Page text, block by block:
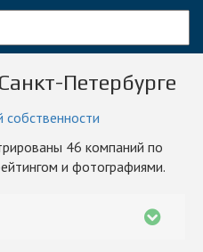
Петербурге
собственности
и фотографиями.